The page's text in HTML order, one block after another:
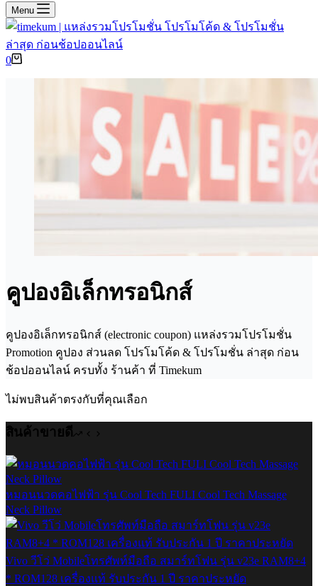
Menu
Shopping
0
คูปองอิเล็กทรอนิกส์
คูปองอิเล็กทรอนิกส์ (electronic coupon) แหล่งรวมโปรโมชั่น
Promotion คูปอง ส่วนลด โปรโมโค้ด & โปรโมชั่น ล่าสุด ก่อน
ช้อปออนไลน์ ครบทั้ง ร้านค้า ที่ Timekum
ไม่พบสินค้าตรงกับที่คุณเลือก
สินค้าขายดี
หมอนนวดคอไฟฟ้า รุ่น Cool Tech FULI Cool Tech Massage
Neck Pillow
Vivo วีโว่ Mobileโทรศัพท์มือถือ สมาร์ทโฟน รุ่น v23e RAM8+4
* ROM128 เครื่องแท้ รับประกัน 1 ปี ราคาประหยัด